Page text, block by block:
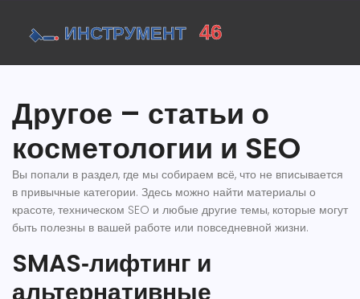
Другое – статьи о
косметологии и SEO
Вы попали в раздел, где мы собираем всё, что не вписывается
в привычные категории. Здесь можно найти материалы о
красоте, техническом SEO и любые другие темы, которые могут
быть полезны в вашей работе или повседневной жизни.
SMAS‑лифтинг и